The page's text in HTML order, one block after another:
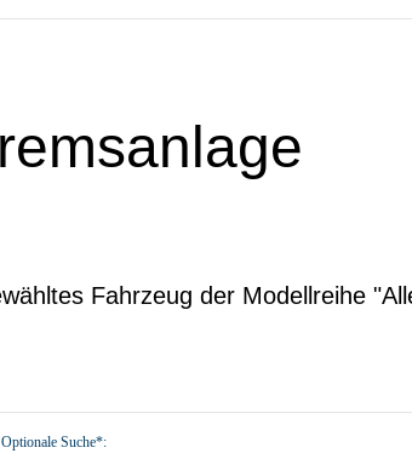
Fahrzeug der Modellreihe
Optionale Suche*: